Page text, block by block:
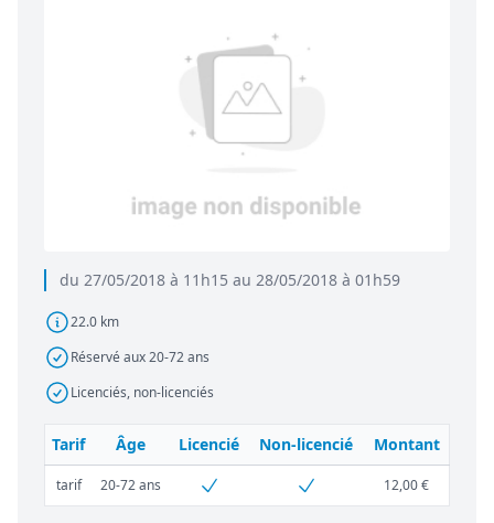
du 27/05/2018 à 11h15 au 28/05/2018 à 01h59
22.0 km
Réservé aux 20-72 ans
Licenciés, non-licenciés
Tarif Âge Licencié Non-licencié Montant
tarif 20-72 ans 12,00 €